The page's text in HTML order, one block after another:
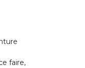
faire,